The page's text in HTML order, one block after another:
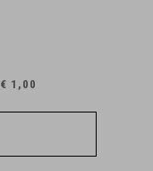
€ 1,00